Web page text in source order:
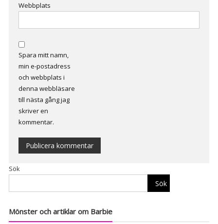
Webbplats
Spara mitt namn,
min e-postadress
och webbplats i
denna webbläsare
till nästa gång jag
skriver en
kommentar.
Sök
Sök
Mönster och artiklar om Barbie